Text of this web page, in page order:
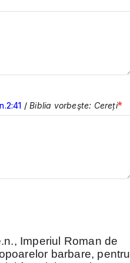
/Biblia vorbeşte: Cereți*
Imperiul Roman de
barbare, pentru